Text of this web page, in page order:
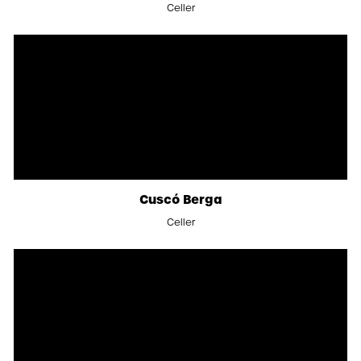
Celler
Cuscó Berga
Celler